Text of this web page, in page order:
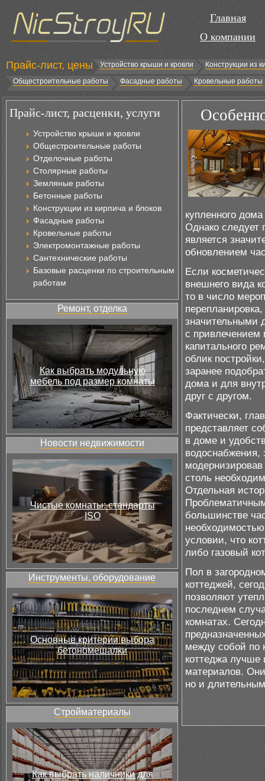
Главная
О компании
Прайс-лист, цены Устройство крыши и кровли
Конструкции из
Общестроительные работы
Фасадные работы Кровельные работы
Прайс-лист, расценки, услуги
Устройство крыши и кровли
Общестроительные работы
Отделочные работы
Столярные работы
Земляные работы
Бетонные работы
Конструкции из кирпича и блоков
Фасадные работы
Кровельные работы
Электромонтажные работы
Сантехнические работы
Базовые расценки по строительным
работам
Ремонт, отделка
Как выбрать модульную
мебель под размер комнаты
Новости недвижимости
Чистые комнаты: стандарты
ISO
Инструменты, оборудование
Основные критерии выбора
бетономешалки
Стройматериалы
Как выбрать наличники для
купленного
Однако следует
является
обновлением
Если
внешнего вида
то в число
значительными
с привлечением
капитального
облик
заранее
дома и для
друг с другом.
Фактически,
представляет
в доме и
водоснабжения,
столь
Отдельная
большинстве
условии, что
либо газовый
Пол в
коттеджей,
позволяют
последнем
комнатах.
между собой по
коттеджа лучше
материалов.
но и